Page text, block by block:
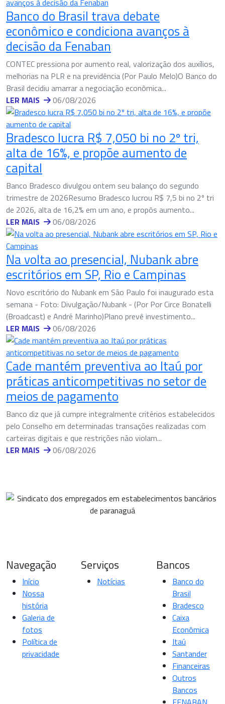
Banco do Brasil trava debate
econômico e condiciona avanços à
decisão da Fenaban
CONTEC pressiona por aumento real, valorização dos auxílios,
melhorias na PLR e na previdência (Por Paulo Melo)O Banco do
Brasil decidiu amarrar a negociação econômica...
LER MAIS
06/08/2026
Bradesco lucra R$ 7,050 bi no 2º tri,
alta de 16%, e propõe aumento de
capital
Banco Bradesco divulgou ontem seu balanço do segundo
trimestre de 2026Resumo Bradesco lucrou R$ 7,5 bi no 2º tri
de 2026, alta de 16,2% em um ano, e propôs aumento...
LER MAIS
06/08/2026
Na volta ao presencial, Nubank abre
escritórios em SP, Rio e Campinas
Novo escritório do Nubank em São Paulo foi inaugurado esta
semana - Foto: Divulgação/Nubank - (Por Por Circe Bonatelli
(Broadcast) e André Marinho)Plano prevê investimento...
LER MAIS
06/08/2026
Cade mantém preventiva ao Itaú por
práticas anticompetitivas no setor de
meios de pagamento
Banco diz que já cumpre integralmente critérios estabelecidos
pelo Conselho em determinadas transações realizadas com
carteiras digitais e que restrições não violam...
LER MAIS
06/08/2026
Navegação
Início
Nossa
história
Galeria de
fotos
Política de
privacidade
Serviços
Notícias
Bancos
Banco do
Brasil
Bradesco
Caixa
Econômica
Itaú
Santander
Financeiras
Outros
Bancos